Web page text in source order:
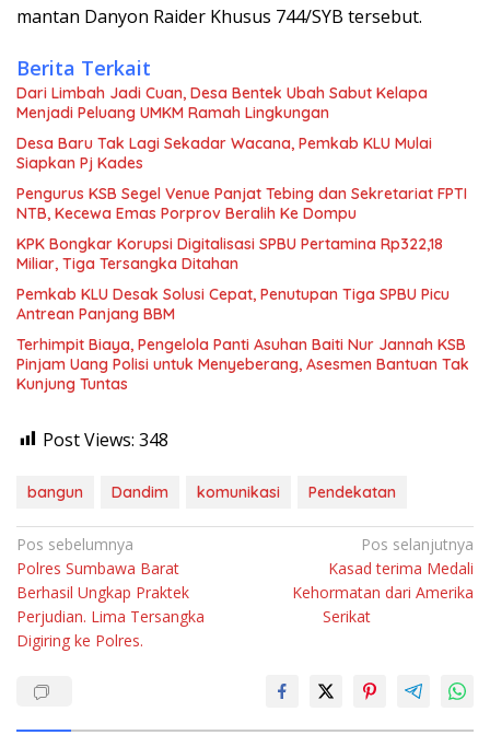
mantan Danyon Raider Khusus 744/SYB tersebut.
Berita Terkait
Dari Limbah Jadi Cuan, Desa Bentek Ubah Sabut Kelapa
Menjadi Peluang UMKM Ramah Lingkungan
Desa Baru Tak Lagi Sekadar Wacana, Pemkab KLU Mulai
Siapkan Pj Kades
Pengurus KSB Segel Venue Panjat Tebing dan Sekretariat FPTI
NTB, Kecewa Emas Porprov Beralih Ke Dompu
KPK Bongkar Korupsi Digitalisasi SPBU Pertamina Rp322,18
Miliar, Tiga Tersangka Ditahan
Pemkab KLU Desak Solusi Cepat, Penutupan Tiga SPBU Picu
Antrean Panjang BBM
Terhimpit Biaya, Pengelola Panti Asuhan Baiti Nur Jannah KSB
Pinjam Uang Polisi untuk Menyeberang, Asesmen Bantuan Tak
Kunjung Tuntas
Post Views: 348
bangun Dandim komunikasi Pendekatan
Navigasi
pos
Pos sebelumnya
Polres Sumbawa Barat
Berhasil Ungkap Praktek
Perjudian. Lima Tersangka
Digiring ke Polres.
Pos selanjutnya
Kasad terima Medali
Kehormatan dari Amerika
Serikat ⠀⠀⠀⠀⠀⠀⠀⠀⠀